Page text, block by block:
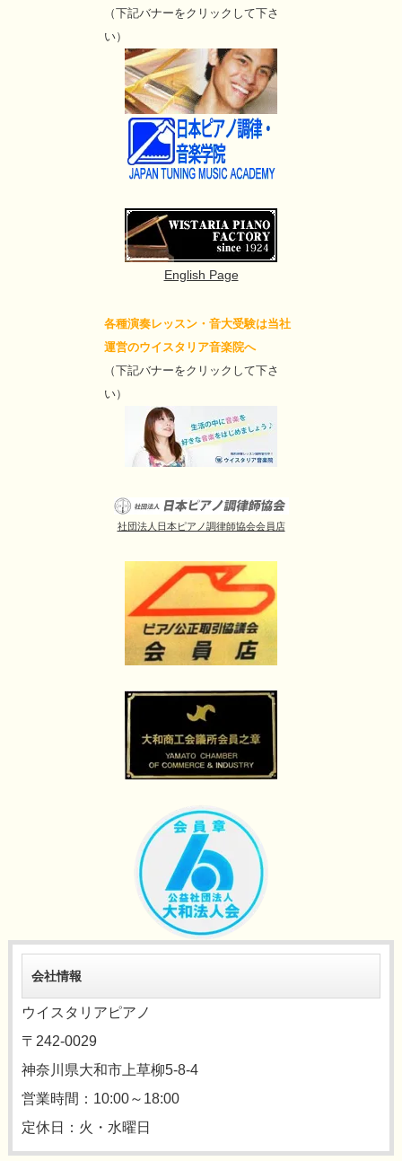
（下記バナーをクリックして下さ
い）
English Page
各種演奏レッスン・音大受験は当社
運営のウイスタリア音楽院へ
（下記バナーをクリックして下さ
い）
社団法人日本ピアノ調律師協会会員店
会社情報
ウイスタリアピアノ
〒242-0029
神奈川県大和市上草柳5-8-4
営業時間：10:00～18:00
定休日：火・水曜日